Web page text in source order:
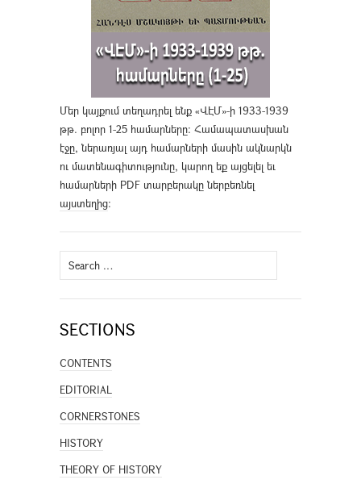
Մեր կայքում տեղադրել ենք «ՎԷՄ»-ի 1933-1939
թթ. բոլոր 1-25 համարները։ Համապատասխան
էջը, ներառյալ այդ համարների մասին ակնարկն
ու մատենագիտությունը, կարող եք այցելել եւ
համարների PDF տարբերակը ներբեռնել
այստեղից։
Search
for:
SECTIONS
CONTENTS
EDITORIAL
CORNERSTONES
HISTORY
THEORY OF HISTORY